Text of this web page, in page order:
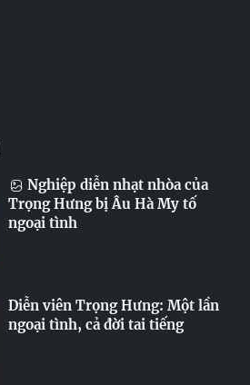
Nghiệp diễn nhạt nhòa của
Trọng Hưng bị Âu Hà My tố
ngoại tình
Diễn viên Trọng Hưng: Một lần
ngoại tình, cả đời tai tiếng